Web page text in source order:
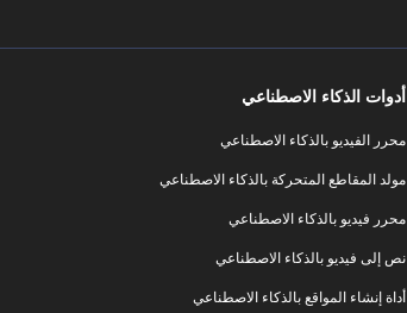
أدوات الذكاء الاصطناعي
محرر الفيديو بالذكاء الاصطناعي
مولد المقاطع المتحركة بالذكاء الاصطناعي
محرر فيديو بالذكاء الاصطناعي
نص إلى فيديو بالذكاء الاصطناعي
أداة إنشاء المواقع بالذكاء الاصطناعي